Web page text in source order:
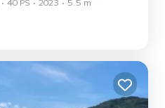
mit einer maximalen
finden Sie alle
sichere Navigation